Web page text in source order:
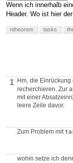
Wenn ich innerhalb
Header. Wo ist hier
ntheorem tasks
1 Hm, die
recherchieren. Zur
mit einer
leere Zeile davor.
Zum Problem mit
wohin setze ich